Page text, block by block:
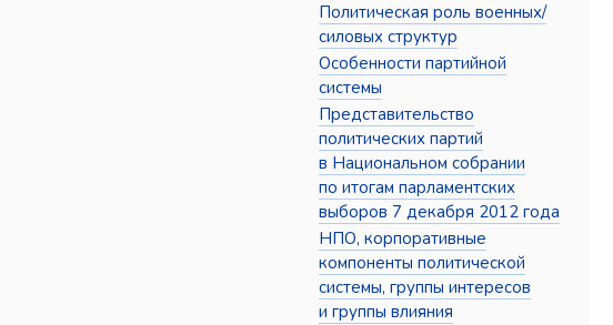
Политическая роль военных/
силовых структур
Особенности партийной
системы
Представительство
политических партий
в Национальном собрании
по итогам парламентских
выборов 7 декабря 2012 года
НПО, корпоративные
компоненты политической
системы, группы интересов
и группы влияния